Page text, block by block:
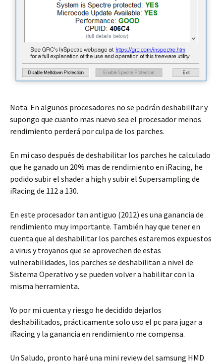
Nota: En algunos procesadores no se podrán deshabilitar y
supongo que cuanto mas nuevo sea el procesador menos
rendimiento perderá por culpa de los parches.
En mi caso después de deshabilitar los parches he calculado
que he ganado un 20% mas de rendimiento en iRacing, he
podido subir el shader a high y subir el Supersampling de
iRacing de 112 a 130.
En este procesador tan antiguo (2012) es una ganancia de
rendimiento muy importante. También hay que tener en
cuenta que al deshabilitar los parches estaremos expuestos
a virus y troyanos que se aprovechen de estas
vulnerabilidades, los parches se deshabilitan a nivel de
Sistema Operativo y se pueden volver a habilitar con la
misma herramienta.
Yo por mi cuenta y riesgo he decidido dejarlos
deshabilitados, prácticamente solo uso el pc para jugar a
iRacing y la ganancia en rendimiento me compensa.
Un Saludo, pronto haré una mini review del samsung HMD